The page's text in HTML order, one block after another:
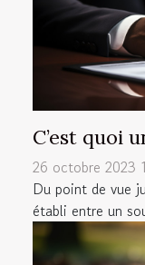
C’est quoi
26 octobre 2023
Du point de vue
établi entre un